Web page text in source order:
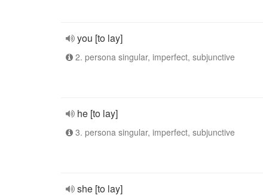
you [to lay]
2. persona singular, imperfect, subjunctive
he [to lay]
3. persona singular, imperfect, subjunctive
she [to lay]